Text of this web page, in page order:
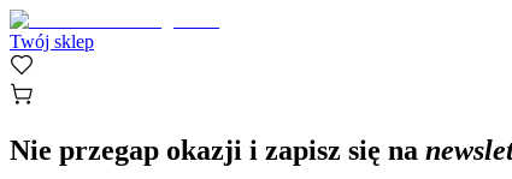
Twój sklep
Nie przegap okazji i zapisz się na